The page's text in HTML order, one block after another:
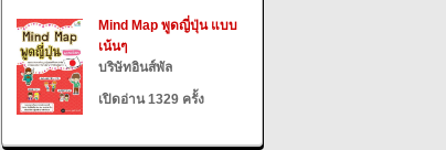
Mind Map พูดญี่ปุ่น แบบ
เน้นๆ
บริษัทอินส์พัล
เปิดอ่าน 1329 ครั้ง